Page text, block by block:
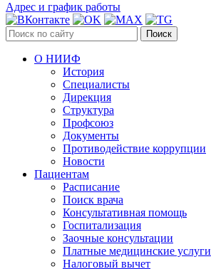
Адрес и график работы
Поиск
О НИИФ
История
Специалисты
Дирекция
Структура
Профсоюз
Документы
Противодействие коррупции
Новости
Пациентам
Расписание
Поиск врача
Консультативная помощь
Госпитализация
Заочные консультации
Платные медицинские услуги
Налоговый вычет